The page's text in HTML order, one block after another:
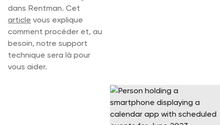
dans Rentman. Cet
article vous explique
comment procéder et, au
besoin, notre support
technique sera là pour
vous aider.